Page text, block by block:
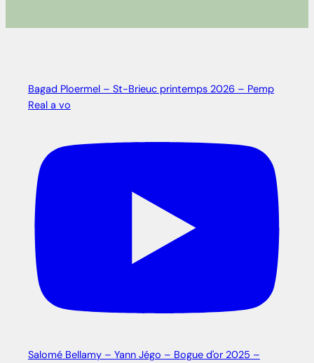
Bagad Ploermel – St-Brieuc printemps 2026 – Pemp
Real a vo
Salomé Bellamy – Yann Jégo – Bogue d'or 2025 –